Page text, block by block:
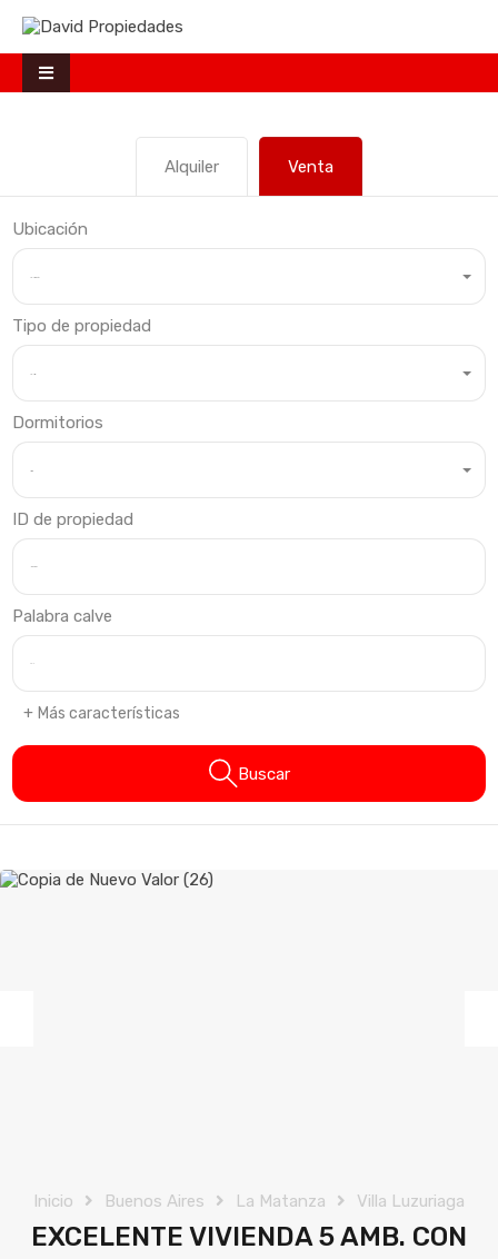
Alquiler Venta
Ubicación
Tipo de propiedad
Dormitorios
ID de propiedad
Palabra calve
Más características
Buscar
Inicio Buenos Aires La Matanza Villa Luzuriaga
EXCELENTE VIVIENDA 5 AMB. CON